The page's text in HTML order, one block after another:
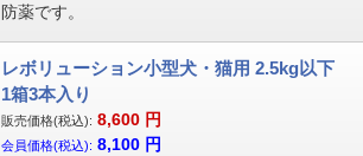
防薬です。
レボリューション小型犬・猫用 2.5kg以下
1箱3本入り
販売価格(税込): 8,600 円
会員価格(税込): 8,100 円